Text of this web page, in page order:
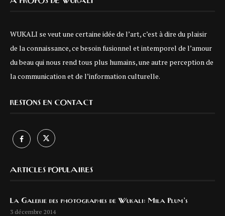
WUKALI se veut une certaine idée de l’art, c’est à dire du plaisir
de la connaissance, ce besoin fusionnel et intemporel de l’amour
du beau qui nous rend tous plus humains, une autre perception de
la communication et de l’information culturelle.
RESTONS EN CONTACT
ARTICLES POPULAIRES
La Galerie des photographes de Wukali: Mila Plum’s
3 décembre 2014